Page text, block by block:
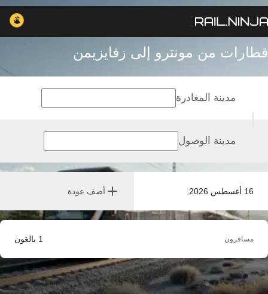
قطارات من مونترو إلى زفايزيمن
16 أغسطس 2026 أضف عودة
مدينة المغادرة
مدينة الوصول
مسافرون 1 بالغون